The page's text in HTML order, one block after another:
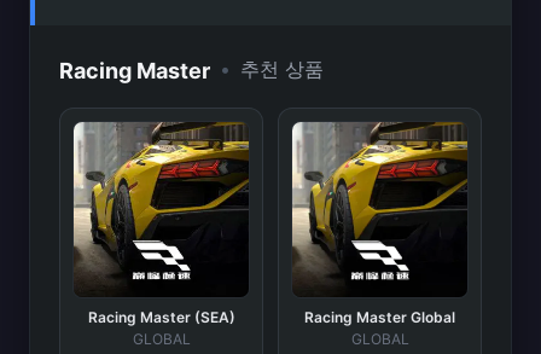
Racing Master • 추천 상품
Racing Master (SEA)
GLOBAL
Racing Master Global
GLOBAL